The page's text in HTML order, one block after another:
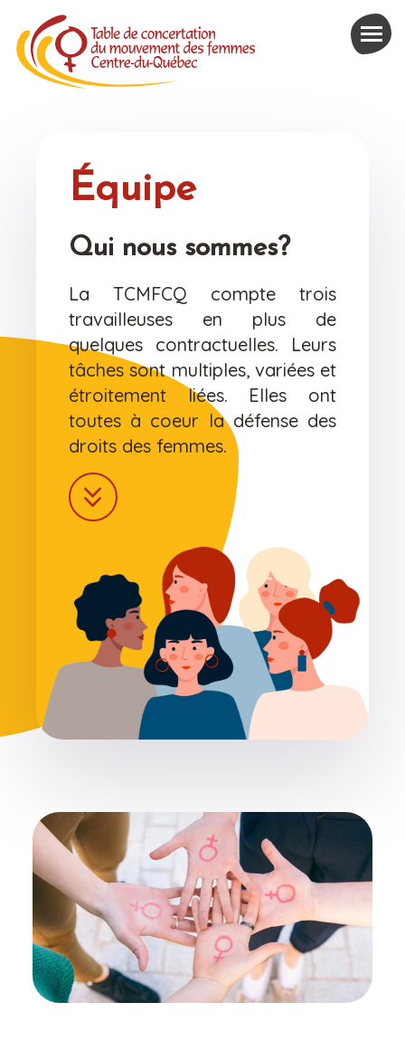
Équipe
Qui nous sommes?
La TCMFCQ compte trois
travailleuses en plus de
quelques contractuelles. Leurs
tâches sont multiples, variées et
étroitement liées. Elles ont
toutes à coeur la défense des
droits des femmes.
keyboard_double_arrow_down